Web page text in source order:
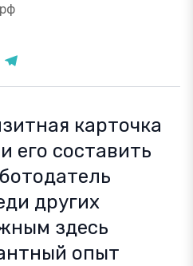
карточка
его составить
других
здесь
опыт